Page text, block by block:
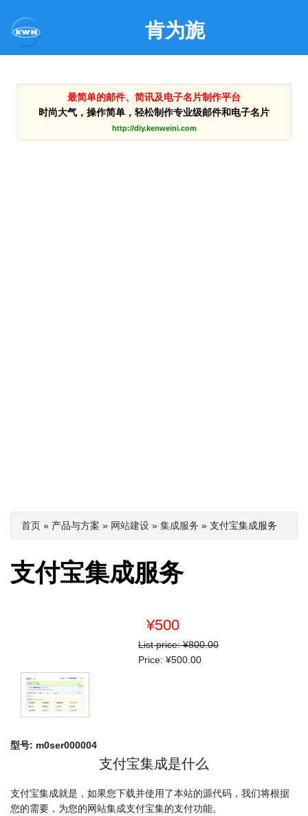
肯为旎
最简单的邮件、简讯及电子名片制作平台
时尚大气，操作简单，轻松制作专业级邮件和电子名片
http://diy.kenweini.com
你在这里
首页 » 产品与方案 » 网站建设 » 集成服务 » 支付宝集成服务
支付宝集成服务
¥500
List price: ¥800.00
Price: ¥500.00
型号: m0ser000004
支付宝集成是什么
支付宝集成就是，如果您下载并使用了本站的源代码，我们将根据
您的需要，为您的网站集成支付宝集的支付功能。